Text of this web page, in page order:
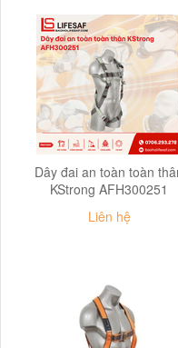
Dây đai an toàn toàn
KStrong AFH300251
Liên hệ